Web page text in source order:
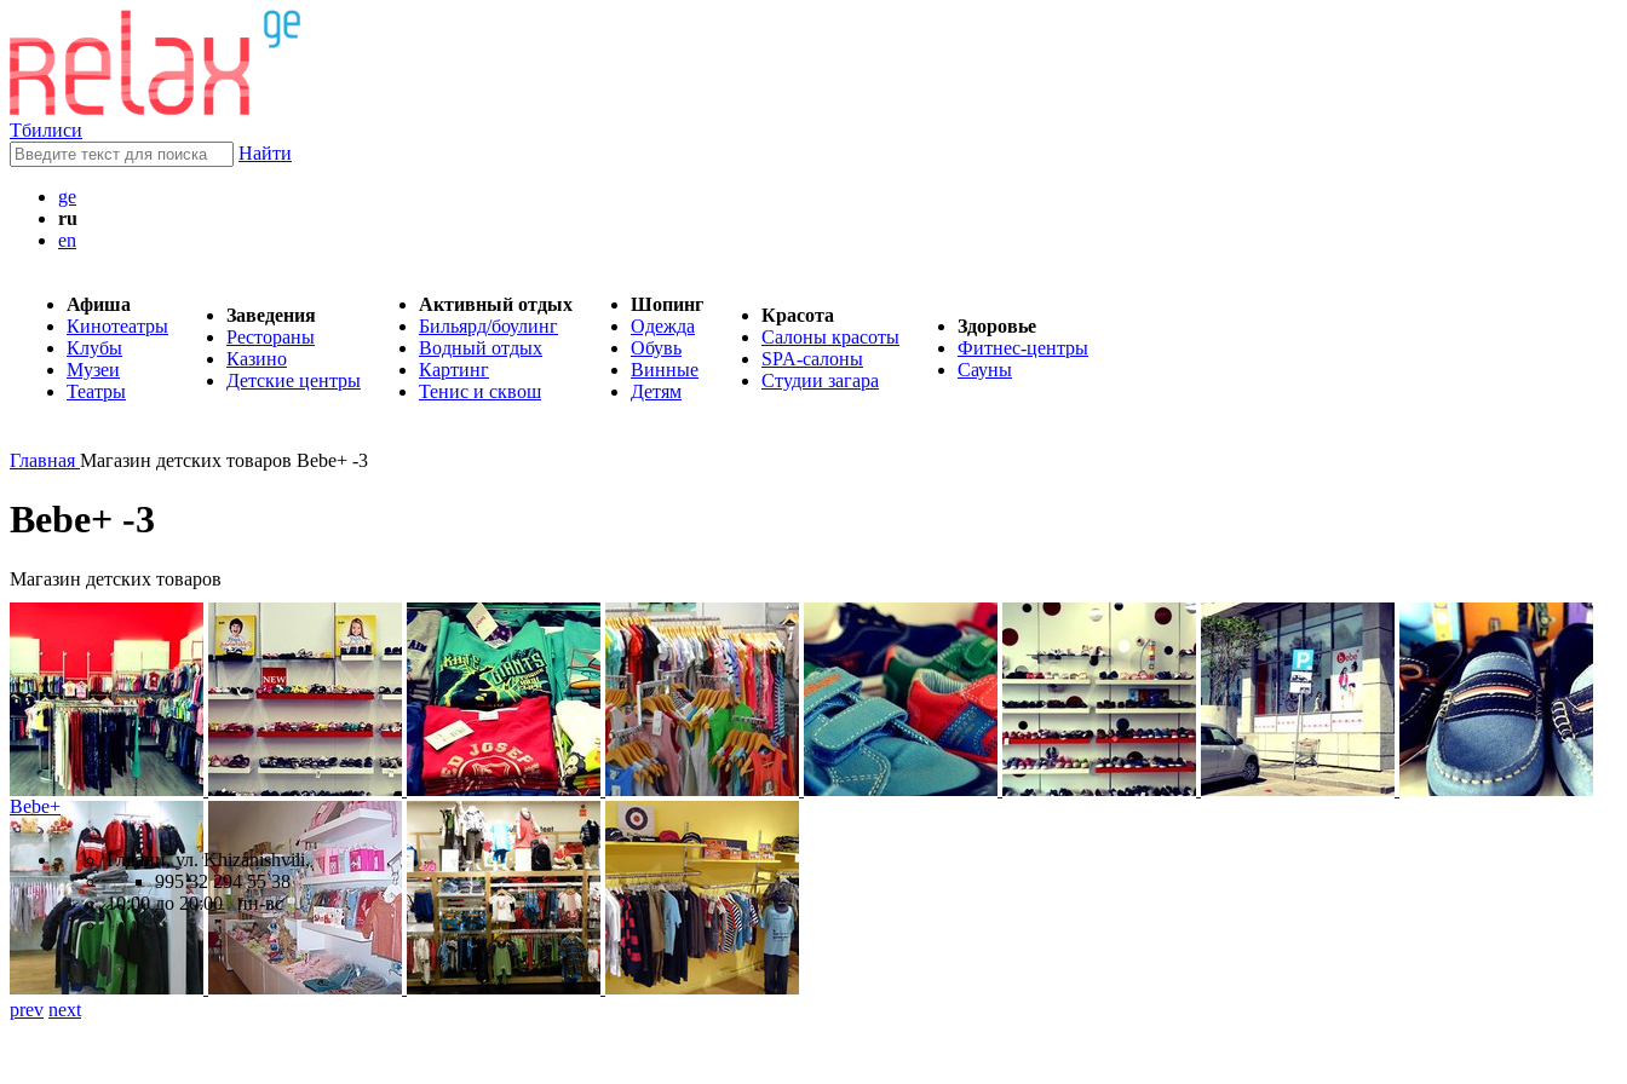
Тбилиси
Найти
ge
ru
en
Афиша
Кинотеатры
Клубы
Музеи
Театры
Заведения
Рестораны
Казино
Детские центры
Активный отдых
Бильярд/боулинг
Водный отдых
Картинг
Тенис и сквош
Шопинг
Одежда
Обувь
Винные
Детям
Красота
Салоны красоты
SPA-салоны
Студии загара
Здоровье
Фитнес-центры
Сауны
Главная Магазин детских товаров Bebe+ -3
Bebe+ -3
Магазин детских товаров
prev next
Bebe+
Глдани, ул. Khizanishvili,
995 32 294 55 38
10:00 до 20:00 пн-вс